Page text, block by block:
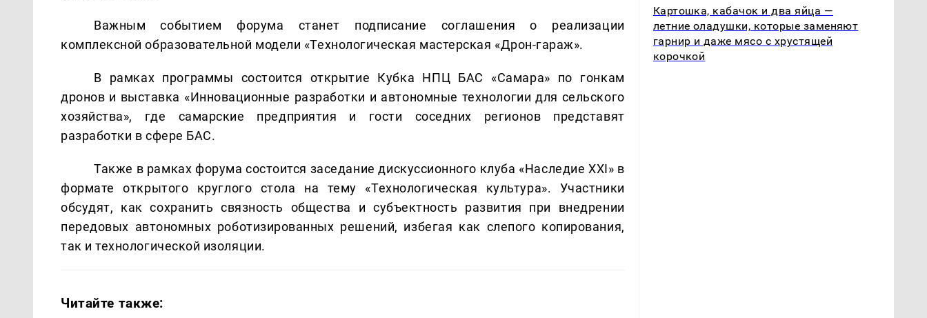
Важным событием форума станет подписание соглашения о реализации
комплексной образовательной модели «Технологическая мастерская «Дрон-гараж».
В рамках программы состоится открытие Кубка НПЦ БАС «Самара» по гонкам
дронов и выставка «Инновационные разработки и автономные технологии для сельского
хозяйства», где самарские предприятия и гости соседних регионов представят
разработки в сфере БАС.
Также в рамках форума состоится заседание дискуссионного клуба «Наследие XXI» в
формате открытого круглого стола на тему «Технологическая культура». Участники
обсудят, как сохранить связность общества и субъектность развития при внедрении
передовых автономных роботизированных решений, избегая как слепого копирования,
так и технологической изоляции.
Читайте также:
Картошка, кабачок и два яйца —
летние оладушки, которые заменяют
гарнир и даже мясо с хрустящей
корочкой